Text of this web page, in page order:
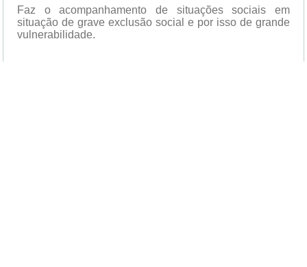
Faz o acompanhamento de situações sociais em
situação de grave exclusão social e por isso de grande
vulnerabilidade.